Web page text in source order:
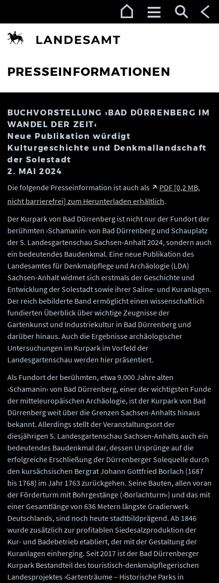
PRESSEINFORMATIONEN
BUCHVORSTELLUNG ›BAD DÜRRENBERG IM
WANDEL DER ZEIT‹
Neue Publikation würdigt
Kulturgeschichte und Denkmallandschaft
der Solestadt
2. MAI 2024
Die folgende Presseinformation ist auch als
PDF [0,2 MB,
nicht barrierefrei] zum Herunterladen erhältlich.
Der Kurpark von Bad Dürrenberg ist nicht nur der Fundort der
berühmten ›Schamanin‹ von Bad Dürrenberg und Schauplatz
der 5. Landesgartenschau Sachsen-Anhalt 2024, sondern auch
ein bedeutendes Baudenkmal. Eine neue Publikation des
Landesamtes für Denkmalpflege und Archäologie (LDA)
Sachsen-Anhalt widmet sich erstmals der Geschichte und
Entwicklung der Solestadt sowie ihrer Saline- und Kuranlagen.
Der reich bebilderte Band ermöglicht einen wissenschaftlich
fundierten Überblick über wichtige Zeugnisse der
Gartenkunst und Industriekultur in Bad Dürrenberg und
darüber hinaus. Auch die Ergebnisse archäologischer
Untersuchungen im Kurpark im Vorfeld der
Landesgartenschau werden hier präsentiert.
Als Fundort der berühmten, etwa 9.000 Jahre alten
›Schamanin‹ von Bad Dürrenberg, einer der wichtigsten Funde
der mitteleuropäischen Archäologie, ist der Kurpark von Bad
Dürrenberg weit über die Grenzen Sachsen-Anhalts hinaus
bekannt. Allerdings stellt der Veranstaltungsort der
diesjährigen 5. Landesgartenschau Sachsen-Anhalts auch ein
bedeutendes Baudenkmal dar, dessen Ursprünge auf die
erfolgreiche Erschließung der Dürrenberger Solequelle durch
den kursächsischen Bergrat Johann Gottfried Borlach (1687
bis 1768) im Jahr 1763 zurückgehen. Seine Bauten, allen voran
der Förderturm mit Bohrgestänge (›Borlachturm‹) und das mit
einer Gesamtlänge von 636 Metern längste Gradierwerk
Deutschlands, sind noch heute stadtbildprägend. Ab 1846
wurde zusätzlich zur profitablen Siedesalzproduktion der
Kur- und Badebetrieb etabliert, der mit der Gestaltung der
Kuranlagen einherging. Seit 2017 ist der Bad Dürrenberger
Kurpark Bestandteil des touristisch-denkmalpflegerischen
Landesprojektes ›Gartenträume – Historische Parks in